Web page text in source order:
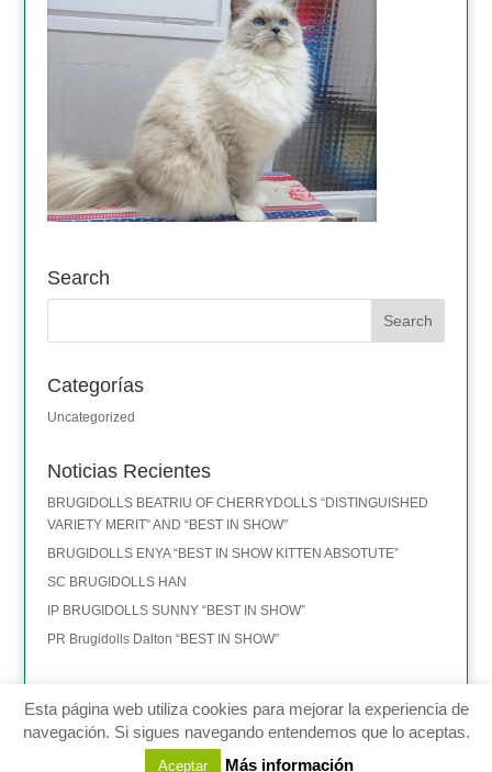
Search
Categorías
Uncategorized
Noticias Recientes
BRUGIDOLLS BEATRIU OF CHERRYDOLLS “DISTINGUISHED
VARIETY MERIT” AND “BEST IN SHOW”
BRUGIDOLLS ENYA “BEST IN SHOW KITTEN ABSOTUTE”
SC BRUGIDOLLS HAN
IP BRUGIDOLLS SUNNY “BEST IN SHOW”
PR Brugidolls Dalton “BEST IN SHOW”
Montserrat Brugal - Terrassa (BARCELONA) - TEL: 635 411 101 -
ragdolls@brugidolls.com
Aviso legal-Política de privacidad
Esta página web utiliza cookies para mejorar la experiencia de
navegación. Si sigues navegando entendemos que lo aceptas.
Aceptar Más información